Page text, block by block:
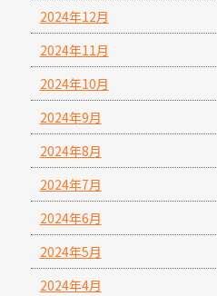
2024年12月
2024年11月
2024年10月
2024年9月
2024年8月
2024年7月
2024年6月
2024年5月
2024年4月